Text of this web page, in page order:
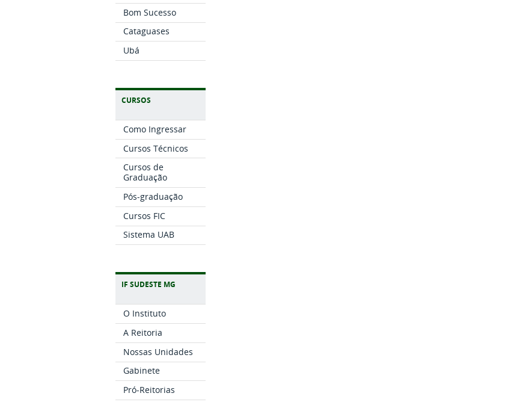
Bom Sucesso
Cataguases
Ubá
CURSOS
Como Ingressar
Cursos Técnicos
Cursos de
Graduação
Pós-graduação
Cursos FIC
Sistema UAB
IF SUDESTE MG
O Instituto
A Reitoria
Nossas Unidades
Gabinete
Pró-Reitorias